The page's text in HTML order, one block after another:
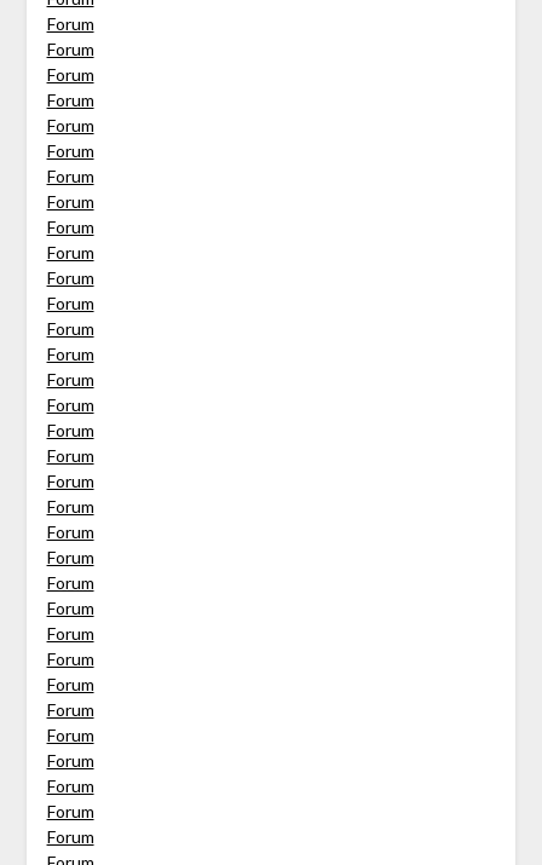
Forum
Forum
Forum
Forum
Forum
Forum
Forum
Forum
Forum
Forum
Forum
Forum
Forum
Forum
Forum
Forum
Forum
Forum
Forum
Forum
Forum
Forum
Forum
Forum
Forum
Forum
Forum
Forum
Forum
Forum
Forum
Forum
Forum